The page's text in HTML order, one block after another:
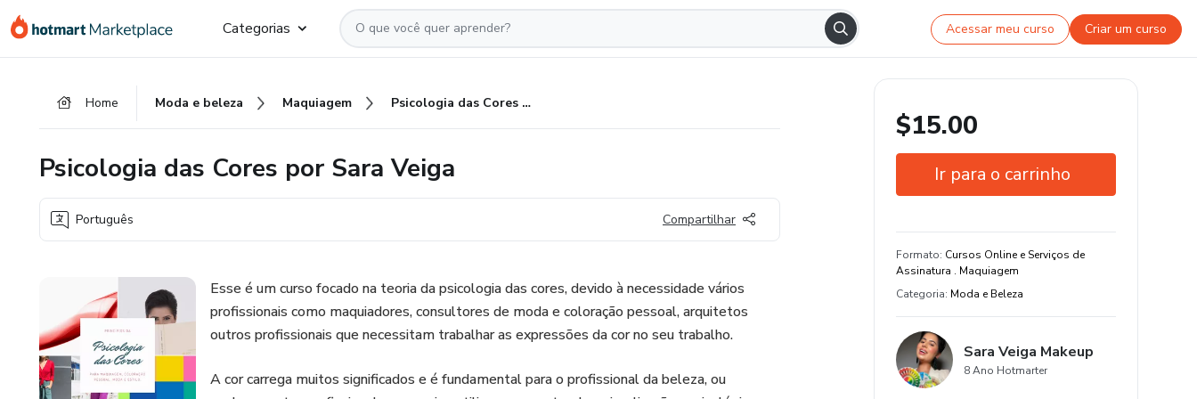
para
para
para
Categorias Acessar meu curso Criar um curso
Home Moda e beleza Maquiagem Psicologia das Cores por Sara Veiga
Psicologia das Cores por Sara Veiga
Português Compartilhar
Esse é um curso focado na teoria da psicologia das cores, devido à necessidade vários
profissionais como maquiadores, consultores de moda e coloração pessoal, arquitetos
outros profissionais que necessitam trabalhar as expressões da cor no seu trabalho.
A cor carrega muitos significados e é fundamental para o profissional da beleza, ou
$15.00
Ir para o carrinho
Certificado de conclusão
13 aula e 6 hora de conteúdo original
Formato: Cursos Online e Serviços de
Assinatura . Maquiagem
Categoria: Moda e Beleza
Sara Veiga Makeup
8 Ano Hotmarter